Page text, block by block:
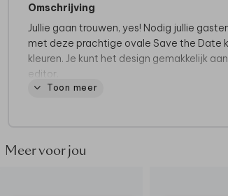
Omschrijving
Jullie gaan trouwen, yes! Nodig jullie
met deze prachtige ovale Save the Date
kleuren. Je kunt het design gemakkelijk
editor.
Toon meer
Meer voor jou